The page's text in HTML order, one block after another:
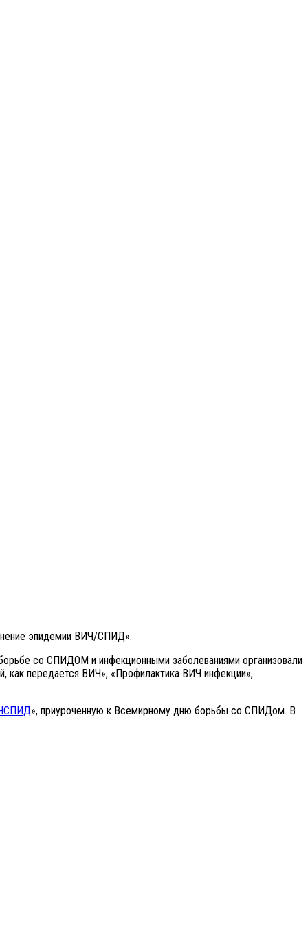
эпидемии ВИЧ/СПИД».
со СПИДОМ и инфекционными заболеваниями организовали
как передается ВИЧ», «Профилактика ВИЧ инфекции»,
», приуроченную к Всемирному дню борьбы со СПИДом. В